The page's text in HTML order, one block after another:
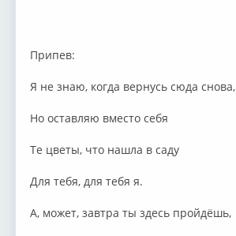
Припев:
Я не знаю, когда вернусь сюда снова,
Но оставляю вместо себя
Те цветы, что нашла в саду
Для тебя, для тебя я.
А, может, завтра ты здесь пройдёшь,